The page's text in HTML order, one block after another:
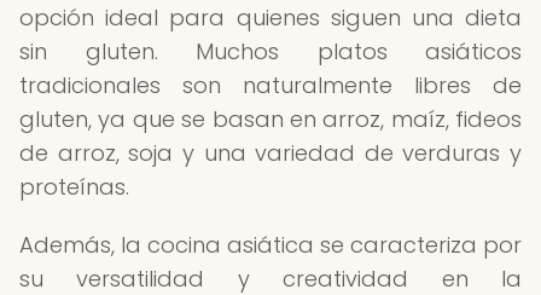
opción ideal para quienes siguen una dieta
sin gluten. Muchos platos asiáticos
tradicionales son naturalmente libres de
gluten, ya que se basan en arroz, maíz, fideos
de arroz, soja y una variedad de verduras y
proteínas.
Además, la cocina asiática se caracteriza por
su versatilidad y creatividad en la